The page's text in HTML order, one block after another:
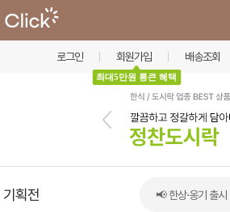
로그인 회원가입
최대5만원 통큰 혜택
배송조회
기획전 📢 한상·옹기 출시